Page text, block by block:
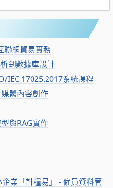
聯網貿易實務
到數據庫設計
IEC 17025:2017系統課程
體內容創作
與RAG實作
業「計糧易」 - 僱員資料管